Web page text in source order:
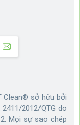
Clean® sở hữu bởi
2012/QTG do
Mọi sự sao chép